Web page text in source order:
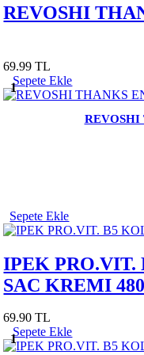
REVOSHI
69.99 TL
1
Sepete Ekle
REVOSHI
Sepete Ekle
IPEK PRO.VIT.
SAC KREMI
69.90 TL
1
Sepete Ekle